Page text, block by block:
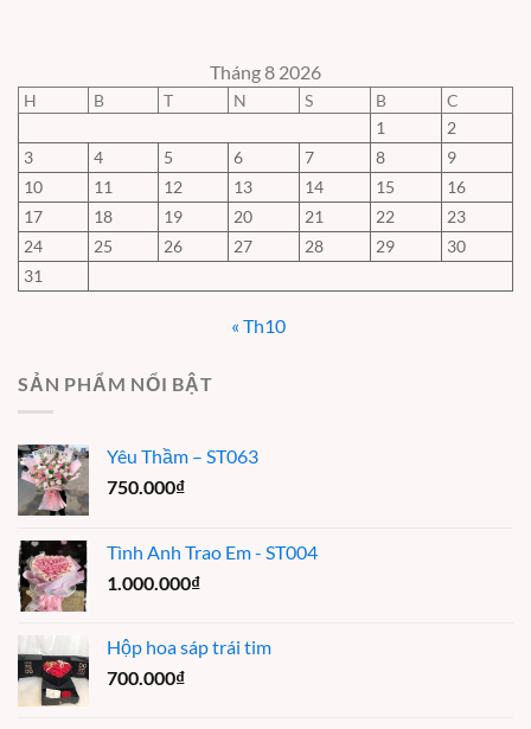
Tháng 8 2026
H B T N S B
C
1
2
3
4 5 6 7 8
9
10
11 12 13 14 15
16
17
18 19 20 21 22
23
24
25 26 27 28 29
30
31
« Th10
SẢN PHẨM NỔI BẬT
Yêu Thầm – ST063
750.000₫
Tình Anh Trao Em - ST004
1.000.000₫
Hộp hoa sáp trái tim
700.000₫